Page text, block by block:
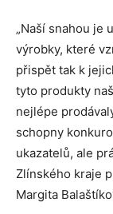
„Naší snahou je
výrobky, které
přispět tak k
tyto produkty
nejlépe
schopny
ukazatelů, ale
Zlínského kraje
Margita